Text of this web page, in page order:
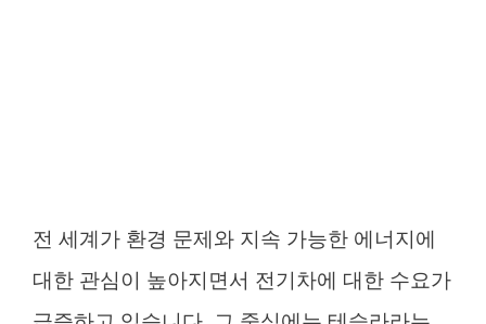
전 세계가 환경 문제와 지속 가능한 에너지에
대한 관심이 높아지면서 전기차에 대한 수요가